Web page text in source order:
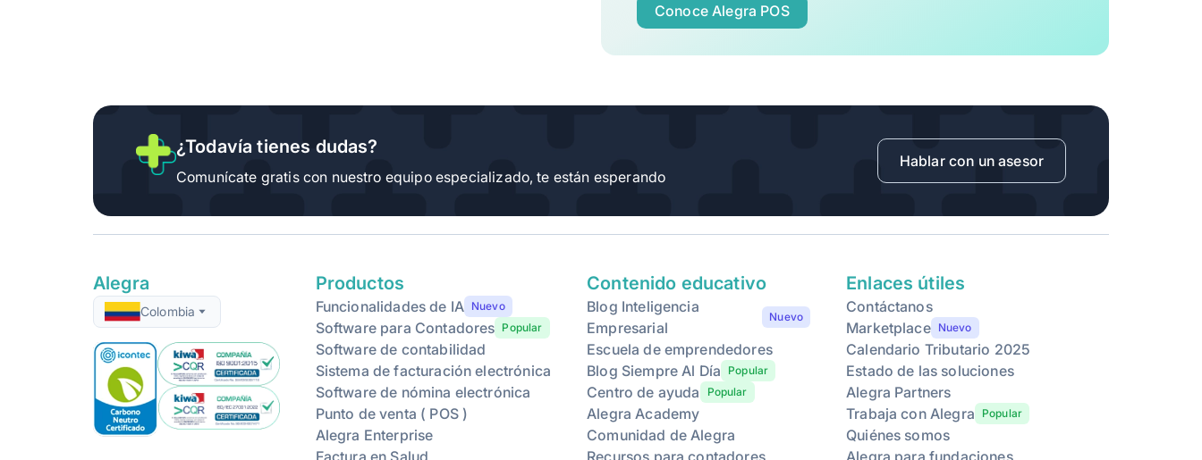
Conoce Alegra POS
¿Todavía tienes dudas?
Comunícate gratis con nuestro equipo especializado, te están esperando
Hablar con un asesor
Alegra
Colombia
Productos
Funcionalidades de IA Nuevo
Software para Contadores Popular
Software de contabilidad
Sistema de facturación electrónica
Software de nómina electrónica
Punto de venta ( POS )
Alegra Enterprise
Factura en Salud
Contenido educativo
Blog Inteligencia
Empresarial
Nuevo
Escuela de emprendedores
Blog Siempre Al Día
Popular
Centro de ayuda Popular
Alegra Academy
Comunidad de Alegra
Recursos para contadores
Enlaces útiles
Contáctanos
Marketplace
Nuevo
Calendario Tributario 2025
Estado de las soluciones
Alegra Partners
Trabaja con Alegra
Popular
Quiénes somos
Alegra para fundaciones